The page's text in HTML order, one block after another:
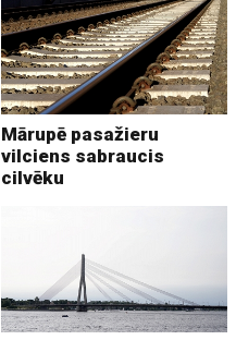
Mārupē pasažieru
vilciens sabraucis
cilvēku